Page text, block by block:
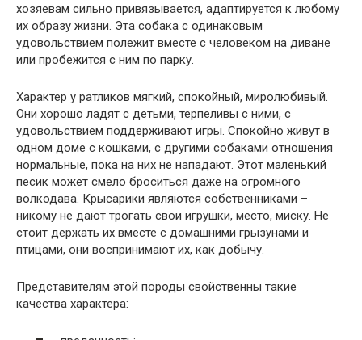
хозяевам сильно привязывается, адаптируется к любому
их образу жизни. Эта собака с одинаковым
удовольствием полежит вместе с человеком на диване
или пробежится с ним по парку.
Характер у ратликов мягкий, спокойный, миролюбивый.
Они хорошо ладят с детьми, терпеливы с ними, с
удовольствием поддерживают игры. Спокойно живут в
одном доме с кошками, с другими собаками отношения
нормальные, пока на них не нападают. Этот маленький
песик может смело броситься даже на огромного
волкодава. Крысарики являются собственниками –
никому не дают трогать свои игрушки, место, миску. Не
стоит держать их вместе с домашними грызунами и
птицами, они воспринимают их, как добычу.
Представителям этой породы свойственны такие
качества характера: